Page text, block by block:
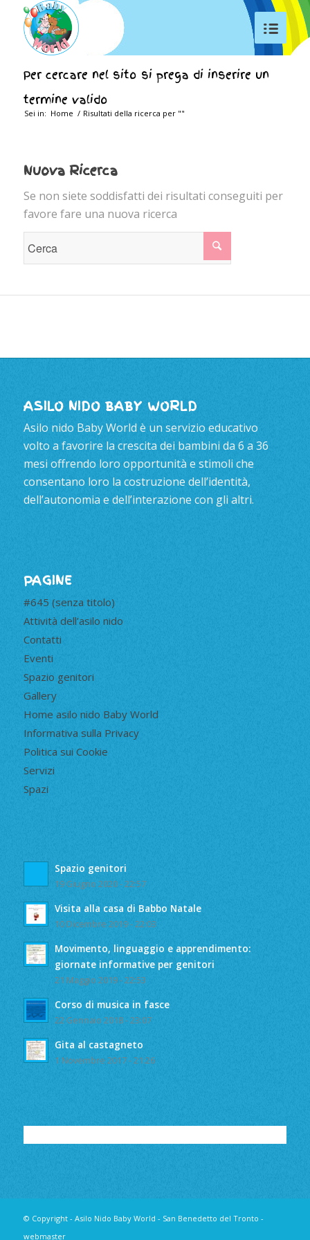
Per cercare nel sito si prega di inserire un
termine valido
Sei in: Home / Risultati della ricerca per ""
Nuova Ricerca
Se non siete soddisfatti dei risultati conseguiti per
favore fare una nuova ricerca
ASILO NIDO BABY WORLD
Asilo nido Baby World è un servizio educativo
volto a favorire la crescita dei bambini da 6 a 36
mesi offrendo loro opportunità e stimoli che
consentano loro la costruzione dell’identità,
dell’autonomia e dell’interazione con gli altri.
PAGINE
#645 (senza titolo)
Attività dell’asilo nido
Contatti
Eventi
Spazio genitori
Gallery
Home asilo nido Baby World
Informativa sulla Privacy
Politica sui Cookie
Servizi
Spazi
Spazio genitori
19 Giugno 2020 - 22:57
Visita alla casa di Babbo Natale
10 Dicembre 2019 - 22:03
Movimento, linguaggio e apprendimento:
giornate informative per genitori
21 Maggio 2019 - 22:53
Corso di musica in fasce
22 Gennaio 2018 - 23:07
Gita al castagneto
1 Novembre 2017 - 21:26
© Copyright - Asilo Nido Baby World - San Benedetto del Tronto -
webmaster